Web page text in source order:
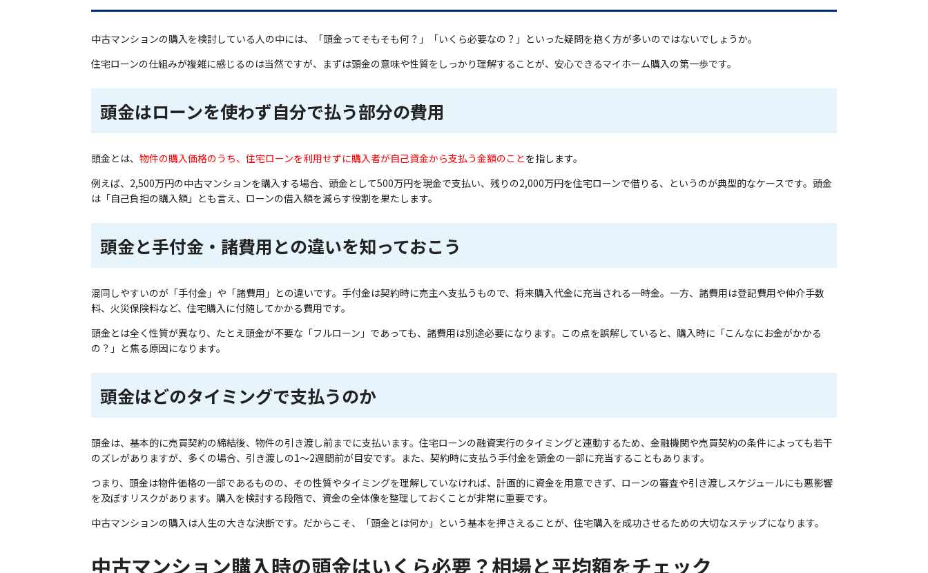
中古マンションの購入を検討している人の中には、「頭金ってそもそも何？」「いくら必要なの？」といった疑問を抱く方が多いのではないでしょうか。
住宅ローンの仕組みが複雑に感じるのは当然ですが、まずは頭金の意味や性質をしっかり理解することが、安心できるマイホーム購入の第一歩です。
頭金はローンを使わず自分で払う部分の費用
頭金とは、 物件の購入価格のうち、住宅ローンを利用せずに購入者が自己資金から支払う金額のことを指します。
例えば、2,500万円の中古マンションを購入する場合、頭金として500万円を現金で支払い、残りの2,000万円を住宅ローンで借りる、というのが典型的なケースです。頭金
は「自己負担の購入額」とも言え、ローンの借入額を減らす役割を果たします。
頭金と手付金・諸費用との違いを知っておこう
混同しやすいのが「手付金」や「諸費用」との違いです。手付金は契約時に売主へ支払うもので、将来購入代金に充当される一時金。一方、諸費用は登記費用や仲介手数
料、火災保険料など、住宅購入に付随してかかる費用です。
頭金とは全く性質が異なり、たとえ頭金が不要な「フルローン」であっても、諸費用は別途必要になります。この点を誤解していると、購入時に「こんなにお金がかかる
の？」と焦る原因になります。
頭金はどのタイミングで支払うのか
頭金は、基本的に売買契約の締結後、物件の引き渡し前までに支払います。住宅ローンの融資実行のタイミングと連動するため、金融機関や売買契約の条件によっても若干
のズレがありますが、多くの場合、引き渡しの1〜2週間前が目安です。また、契約時に支払う手付金を頭金の一部に充当することもあります。
つまり、頭金は物件価格の一部であるものの、その性質やタイミングを理解していなければ、計画的に資金を用意できず、ローンの審査や引き渡しスケジュールにも悪影響
を及ぼすリスクがあります。購入を検討する段階で、資金の全体像を整理しておくことが非常に重要です。
中古マンションの購入は人生の大きな決断です。だからこそ、「頭金とは何か」という基本を押さえることが、住宅購入を成功させるための大切なステップになります。
中古マンション購入時の頭金はいくら必要？相場と平均額をチェック